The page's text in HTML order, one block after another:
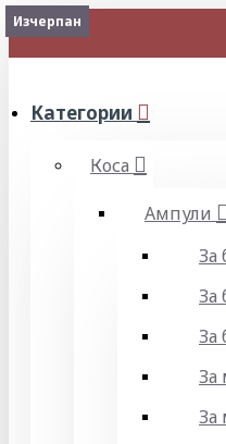
МЕНЮ
Категории
Коса
Ампули
За
За
За
За
За
Изчерпан